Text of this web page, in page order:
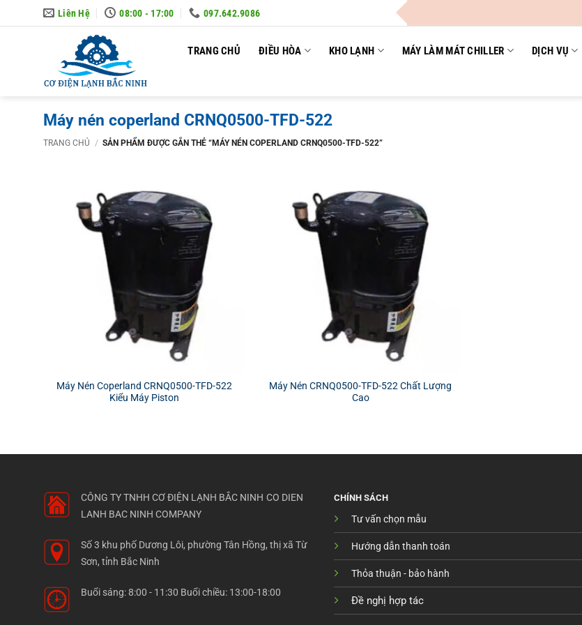
to
Liên Hệ 08:00 - 17:00 097.642.9086
TRANG CHỦ ĐIỀU HÒA KHO LẠNH MÁY LÀM MÁT CHILLER DỊCH VỤ
Máy nén coperland CRNQ0500-TFD-522
TRANG CHỦ / SẢN PHẨM ĐƯỢC GẮN THẺ “MÁY NÉN COPERLAND CRNQ0500-TFD-522”
Máy Nén Coperland CRNQ0500-TFD-522
Kiểu Máy Piston
Máy Nén CRNQ0500-TFD-522 Chất Lượng
Cao
CÔNG TY TNHH CƠ ĐIỆN LẠNH BẮC NINH CO DIEN
LANH BAC NINH COMPANY
Số 3 khu phố Dương Lôi, phường Tân Hồng, thị xã Từ
Sơn, tỉnh Bắc Ninh
Buổi sáng: 8:00 - 11:30 Buổi chiều: 13:00-18:00
CHÍNH SÁCH
Tư vấn chọn mẫu
Hướng dẫn thanh toán
Thỏa thuận - bảo hành
Đề nghị hợp tác